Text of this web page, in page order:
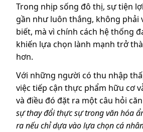
Trong nhịp sống đô thị, sự tiện
gần như luôn thắng, không phải
biết, mà vì chính cách hệ thống
khiến lựa chọn lành mạnh trở
hơn.
Với những người có thu nhập
việc tiếp cận thực phẩm hữu cơ
và điều đó đặt ra một câu hỏi
sự thay đổi thực sự trong văn hóa
ra nếu chỉ dựa vào lựa chọn cá